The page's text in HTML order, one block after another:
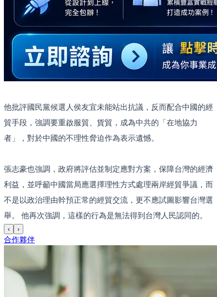
他批評國民黨候選人侯友宜未能站出抗議，反而配合中國的經
貿手段，強調要重啟服貿、貨貿，成為中共的「在地協力
者」，對於中國的不理性脅迫作為表示遺憾。
張志豪也強調，政府將評估並制定應對方案，保障台灣的經濟
利益，並呼籲中國當局應選擇理性方式處理兩岸經貿爭議，而
不是以政治理由幹預正常的經貿交流，更不應試圖影響台灣選
舉。 他再次強調，這樣的行為是無法得到台灣人民認同的。
‹ ›
合作夥伴